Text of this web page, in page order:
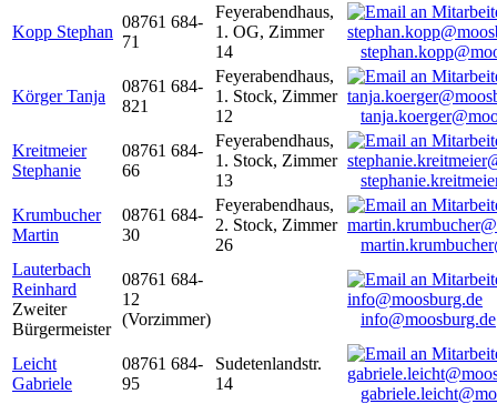
Kopp Stephan
08761 684-
71
Feyerabendhaus,
1. OG, Zimmer
14
Körger Tanja
08761 684-
821
Feyerabendhaus,
1. Stock, Zimmer
12
Kreitmeier
Stephanie
08761 684-
66
Feyerabendhaus,
1. Stock, Zimmer
13
Krumbucher
Martin
08761 684-
30
Feyerabendhaus,
2. Stock, Zimmer
26
Lauterbach
Reinhard
Zweiter
Bürgermeister
08761 684-
12
(Vorzimmer)
info@moosburg.de
Leicht
Gabriele
08761 684-
95
Sudetenlandstr.
14